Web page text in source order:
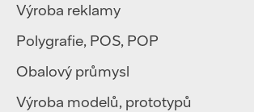
Výroba reklamy
Polygrafie, POS, POP
Obalový průmysl
Výroba modelů, prototypů